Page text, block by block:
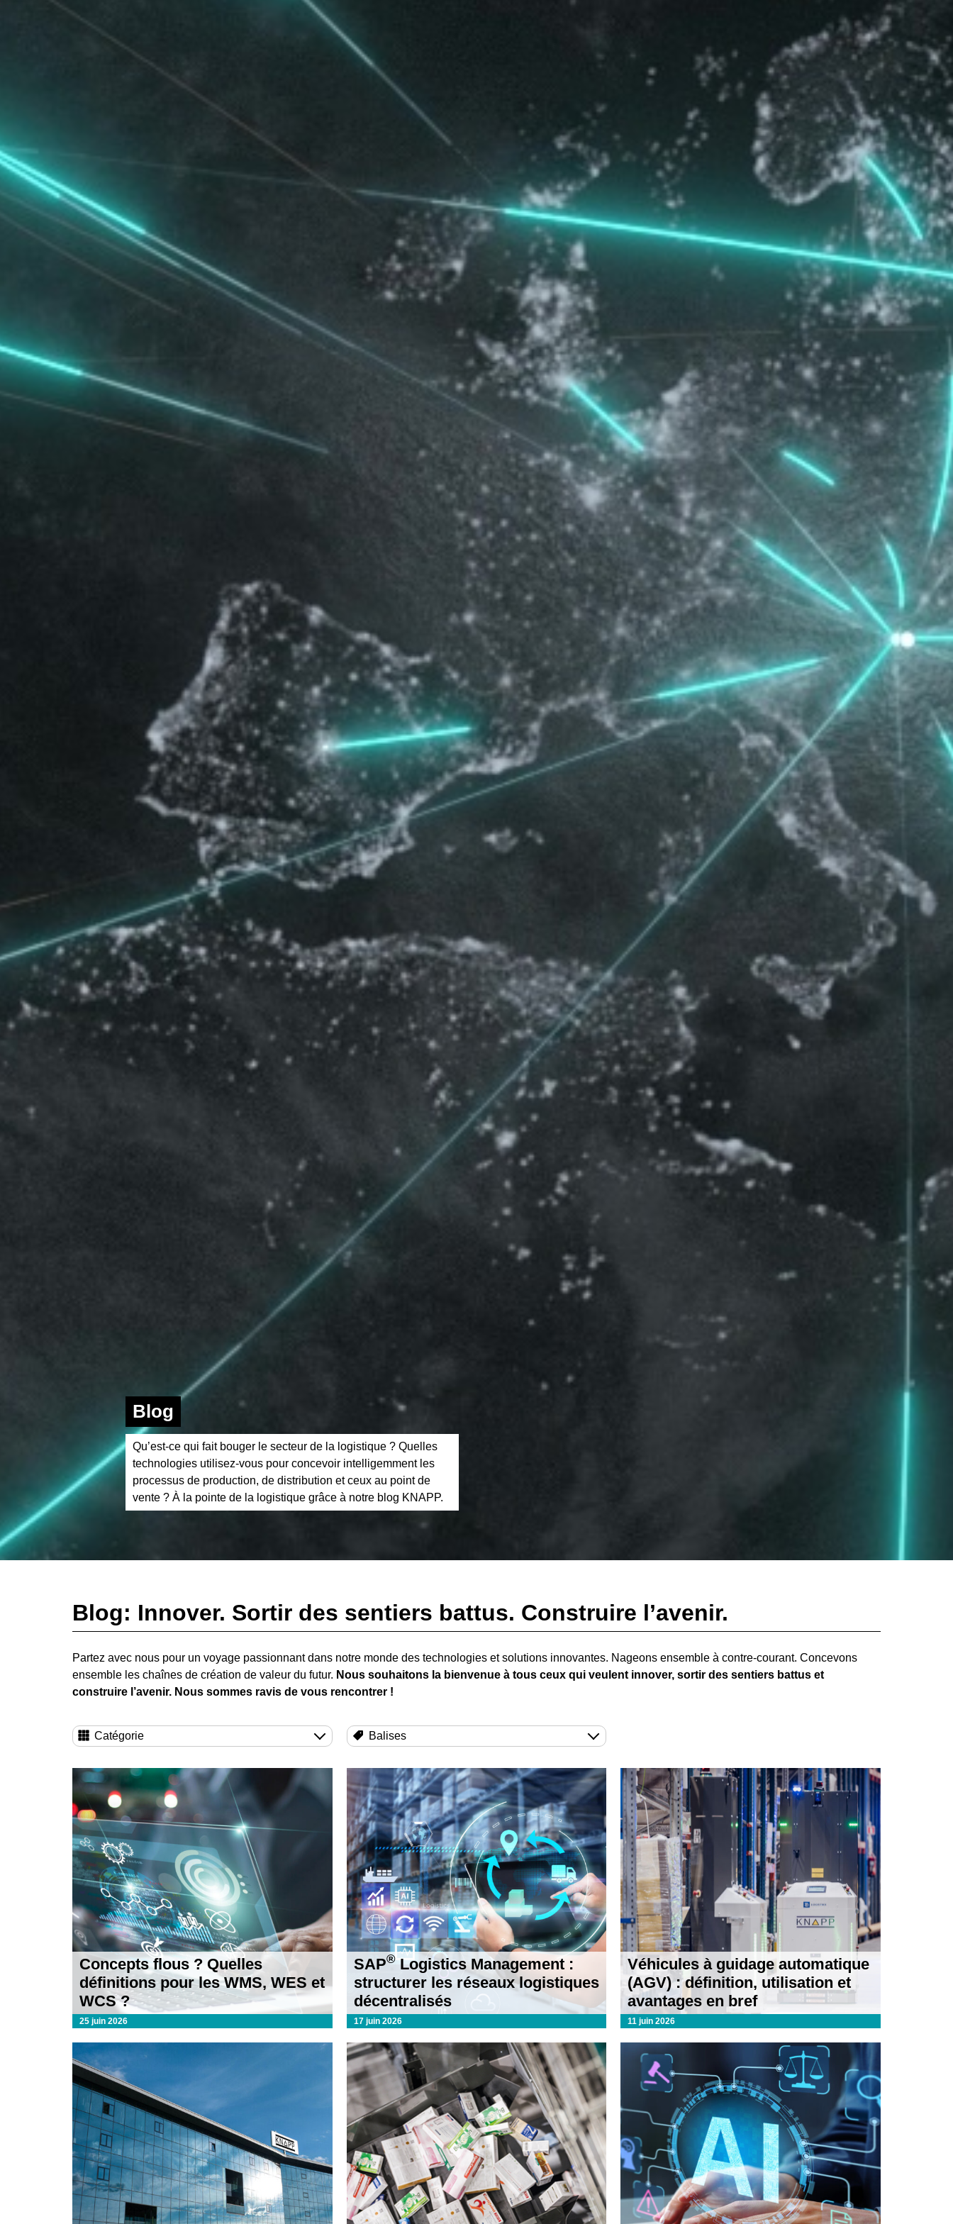
Blog
Qu’est-ce qui fait bouger le secteur de la logistique ? Quelles
technologies utilisez-vous pour concevoir intelligemment les
processus de production, de distribution et ceux au point de
vente ? À la pointe de la logistique grâce à notre blog KNAPP.
Blog: Innover. Sortir des sentiers battus. Construire l’avenir.
Partez avec nous pour un voyage passionnant dans notre monde des technologies et solutions innovantes. Nageons ensemble à contre-courant. Concevons
ensemble les chaînes de création de valeur du futur. Nous souhaitons la bienvenue à tous ceux qui veulent innover, sortir des sentiers battus et
construire l’avenir. Nous sommes ravis de vous rencontrer !
Concepts flous ? Quelles
définitions pour les WMS, WES et
WCS ?
25 juin 2026
SAP®Logistics Management :
structurer les réseaux logistiques
décentralisés
17 juin 2026
Véhicules à guidage automatique
(AGV) : définition, utilisation et
avantages en bref
11 juin 2026